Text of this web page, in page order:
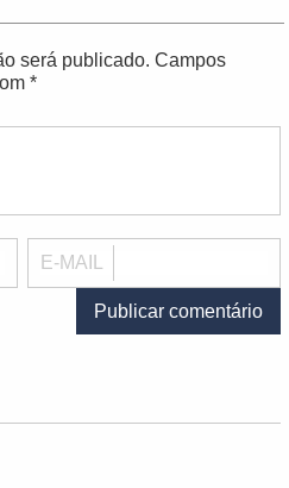
será publicado. Campos
*
E-MAIL